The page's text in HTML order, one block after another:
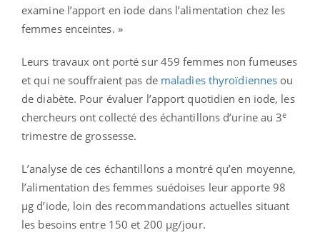
examine l’apport en iode dans l’alimentation chez les
femmes enceintes. »
Leurs travaux ont porté sur 459 femmes non fumeuses
et qui ne souffraient pas de maladies thyroïdiennes ou
de diabète. Pour évaluer l’apport quotidien en iode, les
chercheurs ont collecté des échantillons d’urine au 3e
trimestre de grossesse.
L’analyse de ces échantillons a montré qu’en moyenne,
l’alimentation des femmes suédoises leur apporte 98
µg d’iode, loin des recommandations actuelles situant
les besoins entre 150 et 200 µg/jour.